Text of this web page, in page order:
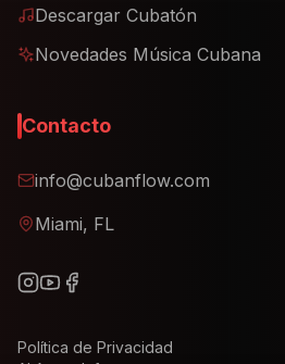
Descargar Cubatón
Novedades Música Cubana
Contacto
info@cubanflow.com
Miami, FL
Política de Privacidad